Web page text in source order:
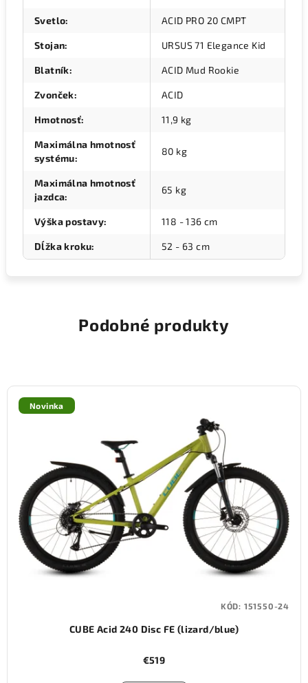
Svetlo: ACID PRO 20 CMPT
Stojan: URSUS 71 Elegance Kid
Blatník: ACID Mud Rookie
Zvonček: ACID
Hmotnosť: 11,9 kg
Maximálna hmotnosť
systému:
80 kg
Maximálna hmotnosť
jazdca:
65 kg
Výška postavy: 118 - 136 cm
Dĺžka kroku: 52 - 63 cm
Podobné produkty
Novinka
CUBE Acid 240 Disc FE (lizard/blue)
€519
KÓD: 151550-24